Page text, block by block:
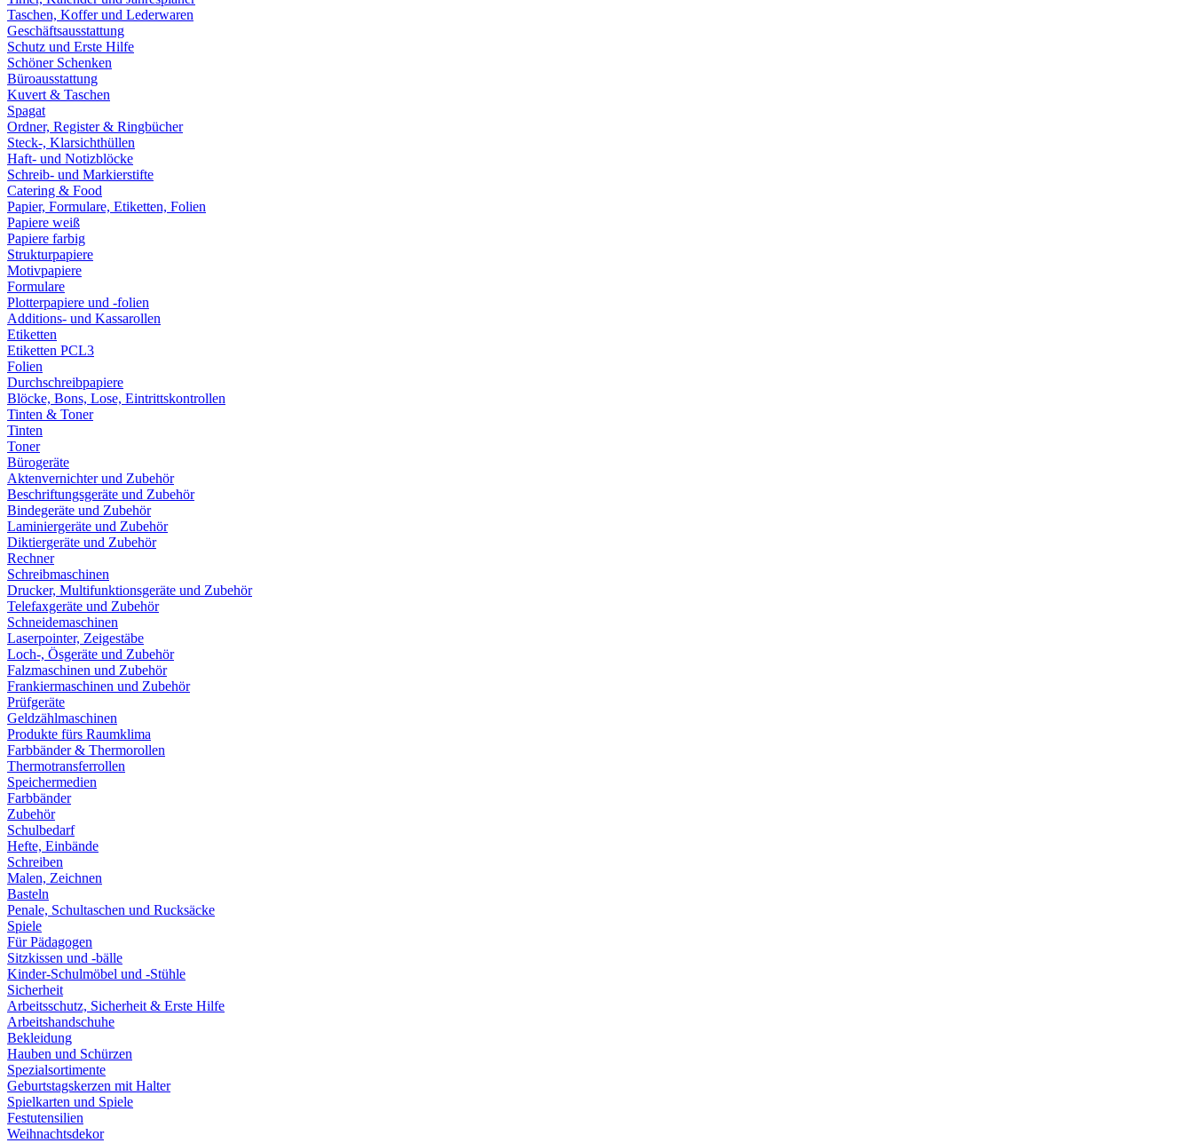
Taschen, Koffer und Lederwaren
Geschäftsausstattung
Schutz und Erste Hilfe
Schöner Schenken
Büroausstattung
Kuvert & Taschen
Spagat
Ordner, Register & Ringbücher
Steck-, Klarsichthüllen
Haft- und Notizblöcke
Schreib- und Markierstifte
Catering & Food
Papier, Formulare, Etiketten, Folien
Papiere weiß
Papiere farbig
Strukturpapiere
Motivpapiere
Formulare
Plotterpapiere und -folien
Additions- und Kassarollen
Etiketten
Etiketten PCL3
Folien
Durchschreibpapiere
Blöcke, Bons, Lose, Eintrittskontrollen
Tinten & Toner
Tinten
Toner
Bürogeräte
Aktenvernichter und Zubehör
Beschriftungsgeräte und Zubehör
Bindegeräte und Zubehör
Laminiergeräte und Zubehör
Diktiergeräte und Zubehör
Rechner
Schreibmaschinen
Drucker, Multifunktionsgeräte und Zubehör
Telefaxgeräte und Zubehör
Schneidemaschinen
Laserpointer, Zeigestäbe
Loch-, Ösgeräte und Zubehör
Falzmaschinen und Zubehör
Frankiermaschinen und Zubehör
Prüfgeräte
Geldzählmaschinen
Produkte fürs Raumklima
Farbbänder & Thermorollen
Thermotransferrollen
Speichermedien
Farbbänder
Zubehör
Schulbedarf
Hefte, Einbände
Schreiben
Malen, Zeichnen
Basteln
Penale, Schultaschen und Rucksäcke
Spiele
Für Pädagogen
Sitzkissen und -bälle
Kinder-Schulmöbel und -Stühle
Sicherheit
Arbeitsschutz, Sicherheit & Erste Hilfe
Arbeitshandschuhe
Bekleidung
Hauben und Schürzen
Spezialsortimente
Geburtstagskerzen mit Halter
Spielkarten und Spiele
Festutensilien
Weihnachtsdekor